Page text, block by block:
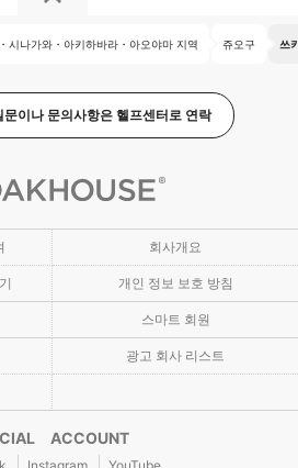
시나가와・아키하바라・아오야마 지역 쥬오구 쓰
문이나 문의사항은 헬프센터로 연락
회사개요
개인 정보 보호 방침
스마트 회원
광고 회사 리스트
ACCOUNT